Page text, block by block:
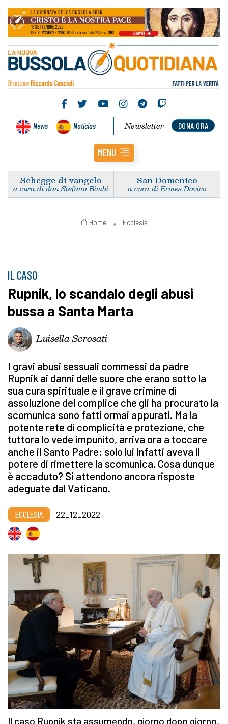
News Noticias DONA ORA
Newsletter
MENU
Schegge di vangelo
a cura di don Stefano Bimbi
San Domenico
a cura di Ermes Dovico
Home Ecclesia
IL CASO
Rupnik, lo scandalo degli abusi
bussa a Santa Marta
Luisella Scrosati
I gravi abusi sessuali commessi da padre
Rupnik ai danni delle suore che erano sotto la
sua cura spirituale e il grave crimine di
assoluzione del complice che gli ha procurato la
scomunica sono fatti ormai appurati. Ma la
potente rete di complicità e protezione, che
tuttora lo vede impunito, arriva ora a toccare
anche il Santo Padre: solo lui infatti aveva il
potere di rimettere la scomunica. Cosa dunque
è accaduto? Si attendono ancora risposte
adeguate dal Vaticano.
ECCLESIA 22_12_2022
Il caso Rupnik sta assumendo, giorno dopo giorno,